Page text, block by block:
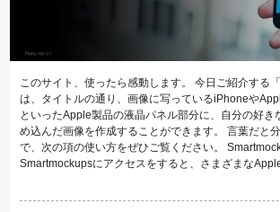
このサイト、使ったら感動します。 今日ご紹介する
は、タイトルの通り、画像に写っているiPhoneや
といったApple製品の液晶パネル部分に、自分の好き
め込んだ画像を作成することができます。 言葉だと
で、次の項の使い方をぜひご覧ください。
Smartmockupsにアクセスをすると、さまざまな
像のテンプレート（Mockups)が用意されています。